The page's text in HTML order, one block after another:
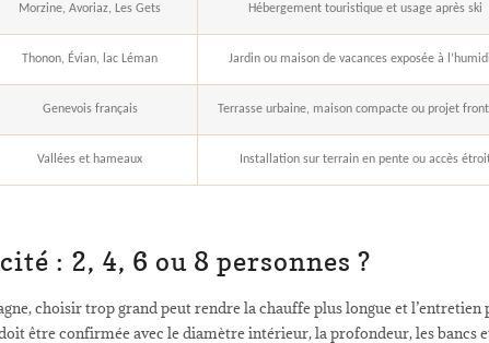
Morzine, Avoriaz, Les Gets Hébergement touristique et usage après ski
Thonon, Évian, lac Léman Jardin ou maison de vacances exposée à
Genevois français Terrasse urbaine, maison compacte ou projet
Vallées et hameaux Installation sur terrain en pente ou accès
: 2, 4, 6 ou 8 personnes ?
choisir trop grand peut rendre la chauffe plus longue et
être confirmée avec le diamètre intérieur, la profondeur, les bancs